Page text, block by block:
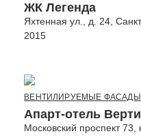
ЖК Легенда
Яхтенная ул., д. 24,
2015
ВЕНТИЛИРУЕМЫЕ ФАСАДЫ
Апарт-отель
Московский проспект 73,